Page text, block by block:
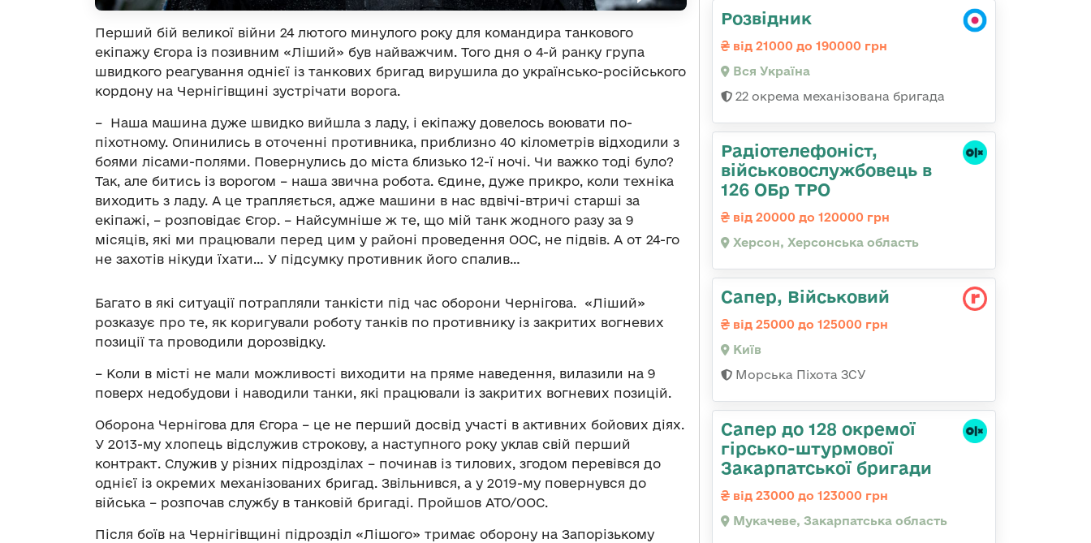
Перший бій великої війни 24 лютого минулого року для командира танкового
екіпажу Єгора із позивним «Ліший» був найважчим. Того дня о 4-й ранку група
швидкого реагування однієї із танкових бригад вирушила до українсько-російського
кордону на Чернігівщині зустрічати ворога.
– Наша машина дуже швидко вийшла з ладу, і екіпажу довелось воювати по-
піхотному. Опинились в оточенні противника, приблизно 40 кілометрів відходили з
боями лісами-полями. Повернулись до міста близько 12-ї ночі. Чи важко тоді було?
Так, але битись із ворогом – наша звична робота. Єдине, дуже прикро, коли техніка
виходить з ладу. А це трапляється, адже машини в нас вдвічі-втричі старші за
екіпажі, – розповідає Єгор. – Найсумніше ж те, що мій танк жодного разу за 9
місяців, які ми працювали перед цим у районі проведення ООС, не підвів. А от 24-го
не захотів нікуди їхати… У підсумку противник його спалив…
Багато в які ситуації потрапляли танкісти під час оборони Чернігова. «Ліший»
розказує про те, як коригували роботу танків по противнику із закритих вогневих
позиції та проводили дорозвідку.
– Коли в місті не мали можливості виходити на пряме наведення, вилазили на 9
поверх недобудови і наводили танки, які працювали із закритих вогневих позицій.
Оборона Чернігова для Єгора – це не перший досвід участі в активних бойових діях.
У 2013-му хлопець відслужив строкову, а наступного року уклав свій перший
контракт. Служив у різних підрозділах – починав із тилових, згодом перевівся до
однієї із окремих механізованих бригад. Звільнився, а у 2019-му повернувся до
війська – розпочав службу в танковій бригаді. Пройшов АТО/ООС.
Після боїв на Чернігівщині підрозділ «Лішого» тримає оборону на Запорізькому
Розвідник
від 21000 до 190000 грн
Вся Україна
22 окрема механізована бригада
Радіотелефоніст,
військовослужбовець в
126 ОБр ТРО
від 20000 до 120000 грн
Херсон, Херсонська область
Сапер, Військовий
від 25000 до 125000 грн
Київ
Морська Піхота ЗСУ
Сапер до 128 окремої
гірсько-штурмової
Закарпатської бригади
від 23000 до 123000 грн
Мукачеве, Закарпатська область